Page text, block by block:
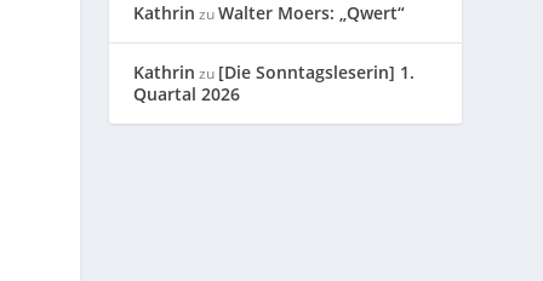
Kathrin zuWalter Moers: „Qwert“
Kathrin zu [Die Sonntagsleserin] 1.
Quartal 2026